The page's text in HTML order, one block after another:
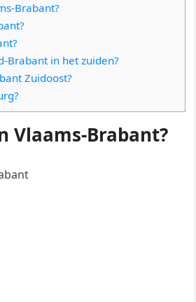
Brabant?
Brabant in het zuiden?
Zuidoost?
Vlaams-Brabant?